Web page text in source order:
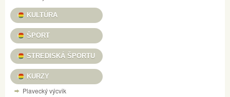
KULTÚRA
ŠPORT
STREDISKÁ ŠPORTU
KURZY
Plavecký výcvik